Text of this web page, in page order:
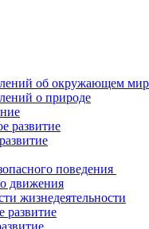
об окружающем
о природе
поведения
движения
жизнедеятельности